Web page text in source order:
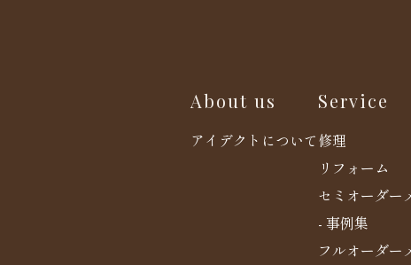
About us
アイデクトについて
Service
修理
リフォーム
セミオーダー
- 事例集
フルオーダー